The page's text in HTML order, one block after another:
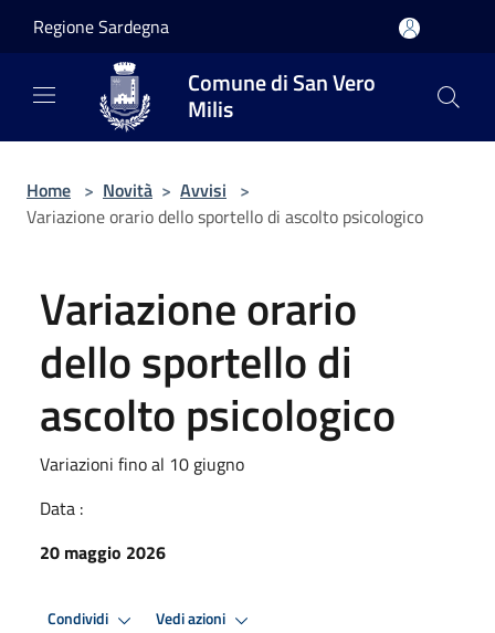
Regione Sardegna
Comune di San Vero
Milis
Home > Novità > Avvisi >
Variazione orario dello sportello di ascolto psicologico
Variazione orario
dello sportello di
ascolto psicologico
Variazioni fino al 10 giugno
Data :
20 maggio 2026
Condividi Vedi azioni